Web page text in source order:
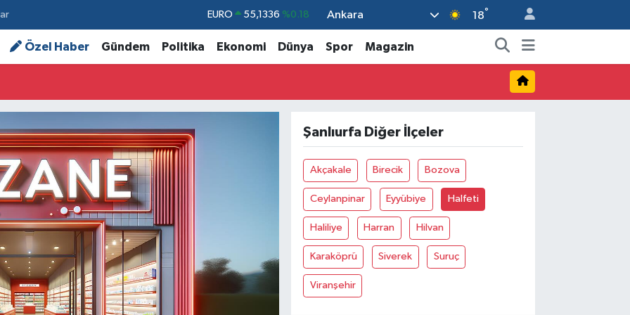
STERLİN 64,2534 %0.22
GRAM ALTIN 6518.23 %0.39
BİST100 13.703 %0
%0.18
Ankara 18°
Özel Haber Gündem Politika Ekonomi Dünya Spor Magazin
Şanlıurfa Diğer İlçeler
Akçakale Birecik Bozova
Ceylanpinar Eyyübiye Halfeti
Haliliye Harran Hilvan
Karaköprü Siverek Suruç
Viranşehir